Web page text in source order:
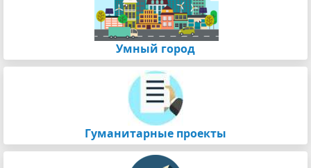
Умный город
Гуманитарные проекты